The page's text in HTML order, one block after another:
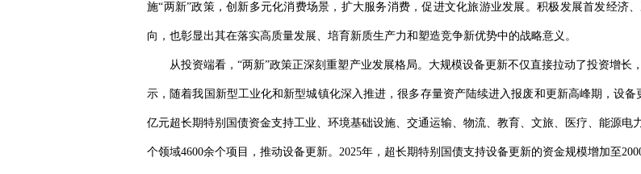
施“两新”政策，创新多元化消费场景，扩大服务消费，促进文化旅游业发展。积极发展首发经济
向，也彰显出其在落实高质量发展、培育新质生产力和塑造竞争新优势中的战略意义。
从投资端看，“两新”政策正深刻重塑产业发展格局。大规模设备更新不仅直接拉动了投资增
示，随着我国新型工业化和新型城镇化深入推进，很多存量资产陆续进入报废和更新高峰期，设
亿元超长期特别国债资金支持工业、环境基础设施、交通运输、物流、教育、文旅、医疗、能源
个领域4600余个项目，推动设备更新。2025年，超长期特别国债支持设备更新的资金规模增加至